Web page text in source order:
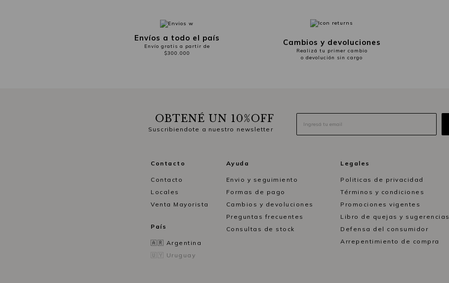
Envíos a todo el país
Envío gratis a partir de
$300.000
Cambios y devoluciones
Realizá tu primer cambio
o devolución sin cargo
OBTENÉ UN 10%OFF
Suscribiendote a nuestro newsletter
Contacto
Contacto
Locales
Venta Mayorista
País
🇦🇷 Argentina
🇺🇾 Uruguay
Ayuda
Envio y seguimiento
Formas de pago
Cambios y devoluciones
Preguntas frecuentes
Consultas de stock
Legales
Politicas de privacidad
Términos y condiciones
Promociones vigentes
Libro de quejas y sugerencias
Defensa del consumidor
Arrepentimiento de compra